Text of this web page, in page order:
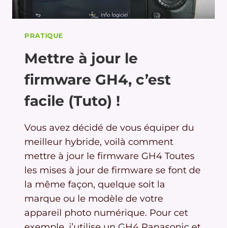
PRATIQUE
Mettre à jour le
firmware GH4, c’est
facile (Tuto) !
Vous avez décidé de vous équiper du
meilleur hybride, voilà comment
mettre à jour le firmware GH4 Toutes
les mises à jour de firmware se font de
la même façon, quelque soit la
marque ou le modèle de votre
appareil photo numérique. Pour cet